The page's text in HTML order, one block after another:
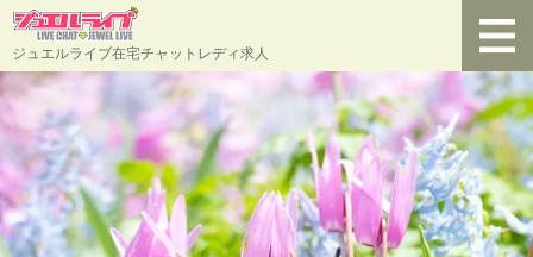
ジュエルライブ在宅チャットレディ求人